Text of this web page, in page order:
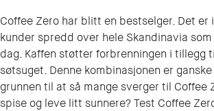
Coffee Zero har blitt en bestselger. Det er
kunder spredd over hele Skandinavia
dag. Kaffen støtter forbrenningen i tillegg
søtsuget. Denne kombinasjonen er
grunnen til at så mange sverger til Coffee
spise og leve litt sunnere? Test Coffee